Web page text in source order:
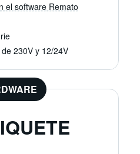
el software Remato
para usar
simple con dos lectores de
230V y 12/24V